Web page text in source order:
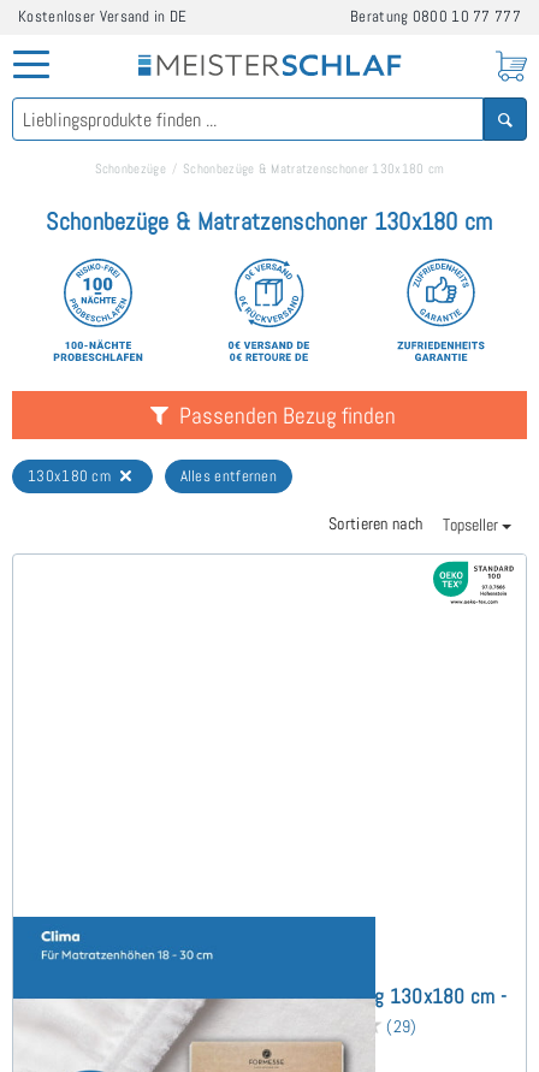
Kostenloser Versand in DE Beratung 0800 10 77 777
Schonbezüge Schonbezüge & Matratzenschoner 130x180 cm
Schonbezüge & Matratzenschoner 130x180 cm
Passenden Bezug finden
130x180 cm Alles entfernen
Sortieren nach Topseller
Bella Donna Clima (bis 30cm) Schonbezug 130x180 cm -
Sonderanfertigung
(29)